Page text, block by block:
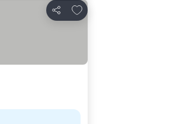
Partilhar
Adicionar aos favoritos